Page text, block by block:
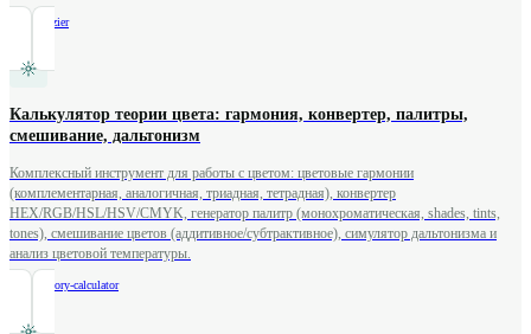
cubic-bezier
Калькулятор теории цвета: гармония, конвертер, палитры,
смешивание, дальтонизм
Комплексный инструмент для работы с цветом: цветовые гармонии
(комплементарная, аналогичная, триадная, тетрадная), конвертер
HEX/RGB/HSL/HSV/CMYK, генератор палитр (монохроматическая, shades, tints,
tones), смешивание цветов (аддитивное/субтрактивное), симулятор дальтонизма и
анализ цветовой температуры.
color-theory-calculator